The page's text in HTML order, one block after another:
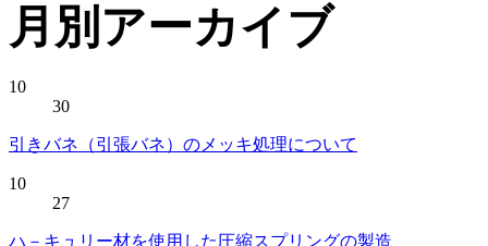
月別アーカイブ
10
30
引きバネ（引張バネ）のメッキ処理について
10
27
ハ－キュリー材を使用した圧縮スプリングの製造